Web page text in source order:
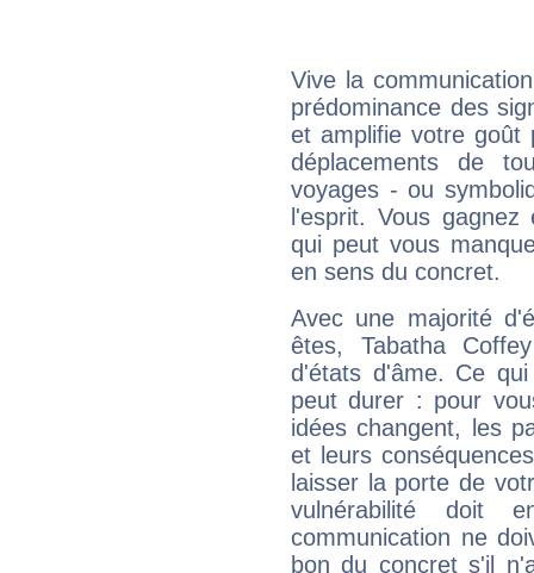
Vive la
prédominance des
et amplifie votre goût
déplacements de
voyages - ou
l'esprit. Vous
qui peut vous
en sens du concret.
Avec une majorité
êtes, Tabatha
d'états d'âme. Ce
peut durer : pour
idées changent, les
et leurs
laisser la porte de
vulnérabilité doit
communication ne
bon du concret s'il